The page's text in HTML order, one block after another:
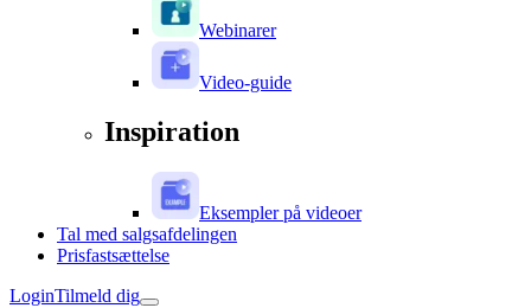
Webinarer
Video-guide
Inspiration
Eksempler på videoer
Tal med salgsafdelingen
Prisfastsættelse
LoginTilmeld dig